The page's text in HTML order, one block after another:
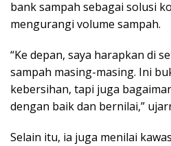
bank sampah sebagai solusi
mengurangi volume sampah.
“Ke depan, saya harapkan di
sampah masing-masing. Ini
kebersihan, tapi juga
dengan baik dan bernilai,”
Selain itu, ia juga menilai